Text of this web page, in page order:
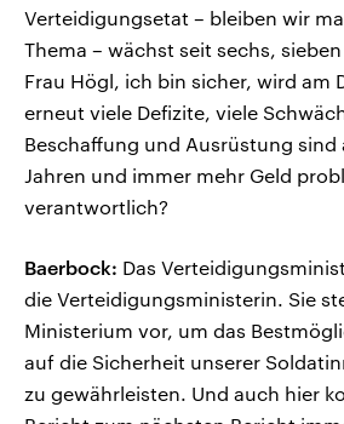
Verteidigungsetat – bleiben wir
Thema – wächst seit sechs,
Frau Högl, ich bin sicher, wird am
erneut viele Defizite, viele
Beschaffung und Ausrüstung sind
Jahren und immer mehr Geld
verantwortlich?
Baerbock: Das
die Verteidigungsministerin. Sie
Ministerium vor, um das
auf die Sicherheit unserer
zu gewährleisten. Und auch hier